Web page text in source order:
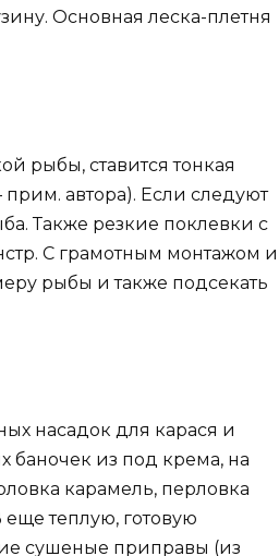
Основная леска-плетня
рыбы, ставится тонкая
автора). Если следуют
Также резкие поклевки с
С грамотным монтажом и
рыбы и также подсекать
насадок для карася и
баночек из под крема, на
карамель, перловка
теплую, готовую
сушеные приправы (из